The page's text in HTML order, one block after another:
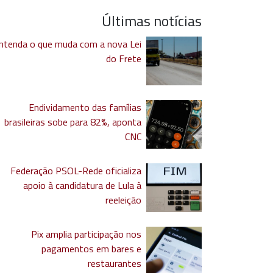
Últimas notícias
o que muda com a nova Lei
do Frete
Endividamento das famílias
brasileiras sobe para 82%, aponta
CNC
Federação PSOL-Rede oficializa
apoio à candidatura de Lula à
reeleição
Pix amplia participação nos
pagamentos em bares e
restaurantes